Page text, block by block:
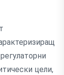
цели,